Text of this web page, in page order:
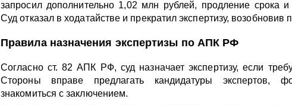
запросил дополнительно 1,02 млн рублей, продление срока
Суд отказал в ходатайстве и прекратил экспертизу, возобновив
Правила назначения экспертизы по АПК РФ
Согласно ст. 82 АПК РФ, суд назначает экспертизу, если
Стороны вправе предлагать кандидатуры экспертов,
знакомиться с заключением.